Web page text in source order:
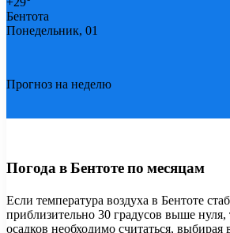
Бентота
Понедельник, 01
Прогноз на неделю
Погода в Бентоте по месяцам
Если температура воздуха в Бентоте
приблизительно 30 градусов выше нуля,
осадков необходимо считаться, выбирая